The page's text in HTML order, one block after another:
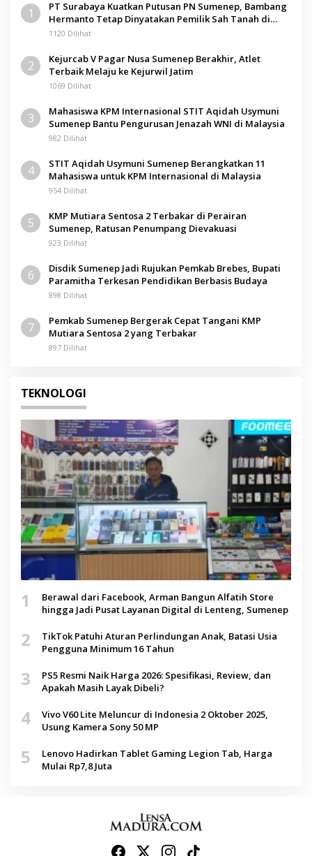
1
PT Surabaya Kuatkan Putusan PN Sumenep, Bambang
Hermanto Tetap Dinyatakan Pemilik Sah Tanah di
Pamolokan
1120 Dilihat
2
Kejurcab V Pagar Nusa Sumenep Berakhir, Atlet
Terbaik Melaju ke Kejurwil Jatim
1069 Dilihat
3
Mahasiswa KPM Internasional STIT Aqidah Usymuni
Sumenep Bantu Pengurusan Jenazah WNI di Malaysia
982 Dilihat
4
STIT Aqidah Usymuni Sumenep Berangkatkan 11
Mahasiswa untuk KPM Internasional di Malaysia
954 Dilihat
5
KMP Mutiara Sentosa 2 Terbakar di Perairan
Sumenep, Ratusan Penumpang Dievakuasi
923 Dilihat
6
Disdik Sumenep Jadi Rujukan Pemkab Brebes, Bupati
Paramitha Terkesan Pendidikan Berbasis Budaya
898 Dilihat
7
Pemkab Sumenep Bergerak Cepat Tangani KMP
Mutiara Sentosa 2 yang Terbakar
897 Dilihat
TEKNOLOGI
1
Berawal dari Facebook, Arman Bangun Alfatih Store
hingga Jadi Pusat Layanan Digital di Lenteng, Sumenep
2
TikTok Patuhi Aturan Perlindungan Anak, Batasi Usia
Pengguna Minimum 16 Tahun
3
PS5 Resmi Naik Harga 2026: Spesifikasi, Review, dan
Apakah Masih Layak Dibeli?
4
Vivo V60 Lite Meluncur di Indonesia 2 Oktober 2025,
Usung Kamera Sony 50 MP
5
Lenovo Hadirkan Tablet Gaming Legion Tab, Harga
Mulai Rp7,8 Juta